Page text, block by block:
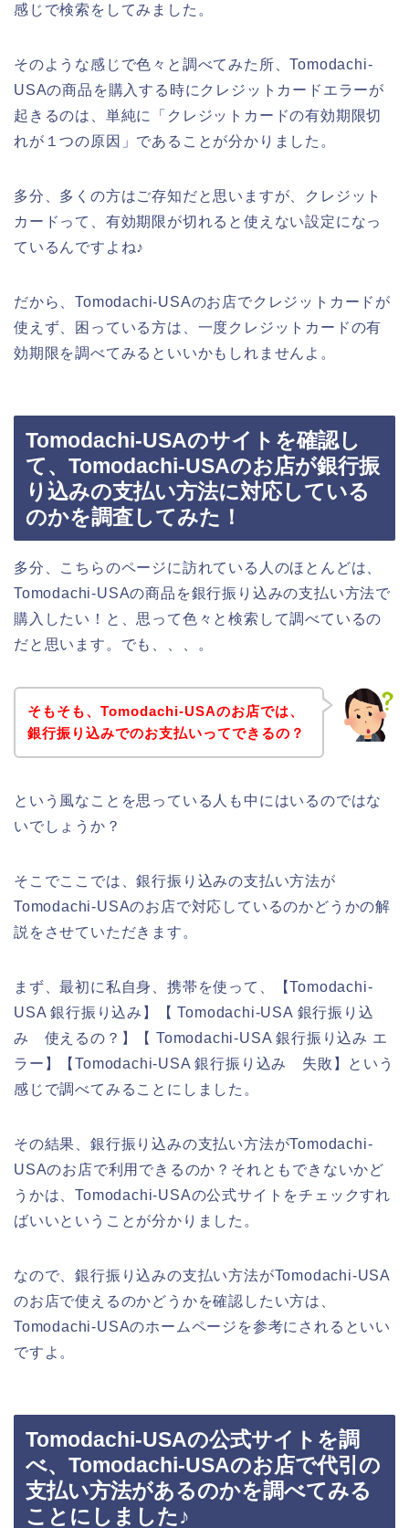
感じで検索をしてみました。
そのような感じで色々と調べてみた所、Tomodachi-
USAの商品を購入する時にクレジットカードエラーが
起きるのは、単純に「クレジットカードの有効期限切
れが１つの原因」であることが分かりました。
多分、多くの方はご存知だと思いますが、クレジット
カードって、有効期限が切れると使えない設定になっ
ているんですよね♪
だから、Tomodachi-USAのお店でクレジットカードが
使えず、困っている方は、一度クレジットカードの有
効期限を調べてみるといいかもしれませんよ。
Tomodachi-USAのサイトを確認し
て、Tomodachi-USAのお店が銀行振
り込みの支払い方法に対応している
のかを調査してみた！
多分、こちらのページに訪れている人のほとんどは、
Tomodachi-USAの商品を銀行振り込みの支払い方法で
購入したい！と、思って色々と検索して調べているの
だと思います。でも、、、。
そもそも、Tomodachi-USAのお店では、
銀行振り込みでのお支払いってできるの？
という風なことを思っている人も中にはいるのではな
いでしょうか？
そこでここでは、銀行振り込みの支払い方法が
Tomodachi-USAのお店で対応しているのかどうかの解
説をさせていただきます。
まず、最初に私自身、携帯を使って、【Tomodachi-
USA 銀行振り込み】【 Tomodachi-USA 銀行振り込
み 使えるの？】【 Tomodachi-USA 銀行振り込み エ
ラー】【Tomodachi-USA 銀行振り込み 失敗】という
感じで調べてみることにしました。
その結果、銀行振り込みの支払い方法がTomodachi-
USAのお店で利用できるのか？それともできないかど
うかは、Tomodachi-USAの公式サイトをチェックすれ
ばいいということが分かりました。
なので、銀行振り込みの支払い方法がTomodachi-USA
のお店で使えるのかどうかを確認したい方は、
Tomodachi-USAのホームページを参考にされるといい
ですよ。
Tomodachi-USAの公式サイトを調
べ、Tomodachi-USAのお店で代引の
支払い方法があるのかを調べてみる
ことにしました♪